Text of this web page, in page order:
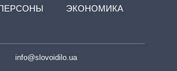
ЭКОНОМИКА
info@slovoidilo.ua